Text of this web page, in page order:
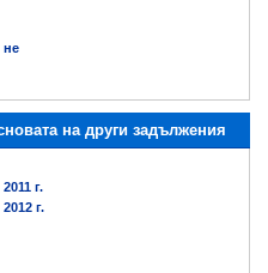
не
на други задължения
2011 г.
2012 г.